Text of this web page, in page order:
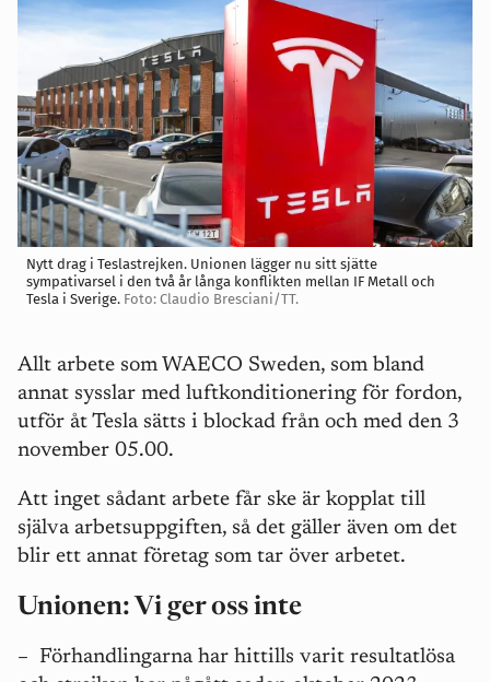
Nytt drag i Teslastrejken. Unionen lägger nu sitt sjätte
sympativarsel i den två år långa konflikten mellan IF Metall och
Tesla i Sverige. Foto: Claudio Bresciani/TT.
Allt arbete som WAECO Sweden, som bland
annat sysslar med luftkonditionering för fordon,
utför åt Tesla sätts i blockad från och med den 3
november 05.00.
Att inget sådant arbete får ske är kopplat till
själva arbetsuppgiften, så det gäller även om det
blir ett annat företag som tar över arbetet.
Unionen: Vi ger oss inte
– Förhandlingarna har hittills varit resultatlösa